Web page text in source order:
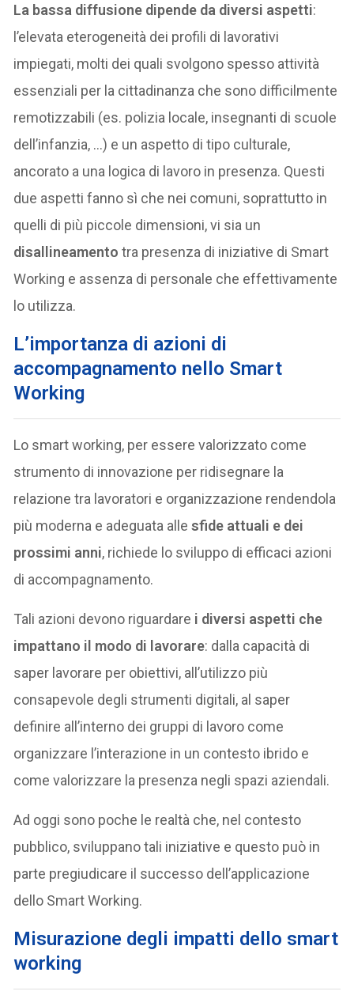
La bassa diffusione dipende da diversi aspetti:
l’elevata eterogeneità dei profili di lavorativi
impiegati, molti dei quali svolgono spesso attività
essenziali per la cittadinanza che sono difficilmente
remotizzabili (es. polizia locale, insegnanti di scuole
dell’infanzia, …) e un aspetto di tipo culturale,
ancorato a una logica di lavoro in presenza. Questi
due aspetti fanno sì che nei comuni, soprattutto in
quelli di più piccole dimensioni, vi sia un
disallineamentotra presenza di iniziative di Smart
Working e assenza di personale che effettivamente
lo utilizza.
L’importanza di azioni di
accompagnamento nello Smart
Working
Lo smart working, per essere valorizzato come
strumento di innovazione per ridisegnare la
relazione tra lavoratori e organizzazione rendendola
più moderna e adeguata allesfide attuali e dei
prossimi anni, richiede lo sviluppo di efficaci azioni
di accompagnamento.
Tali azioni devono riguardare i diversi aspetti che
impattano il modo di lavorare: dalla capacità di
saper lavorare per obiettivi, all’utilizzo più
consapevole degli strumenti digitali, al saper
definire all’interno dei gruppi di lavoro come
organizzare l’interazione in un contesto ibrido e
come valorizzare la presenza negli spazi aziendali.
Ad oggi sono poche le realtà che, nel contesto
pubblico, sviluppano tali iniziative e questo può in
parte pregiudicare il successo dell’applicazione
dello Smart Working.
Misurazione degli impatti dello smart
working